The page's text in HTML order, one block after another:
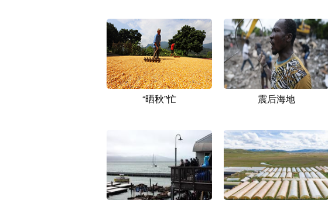
“晒秋”忙 震后海地